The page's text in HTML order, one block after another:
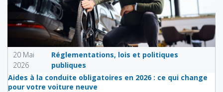
20 Mai
2026
Réglementations, lois et politiques
publiques
Aides à la conduite obligatoires en 2026 : ce qui change
pour votre voiture neuve